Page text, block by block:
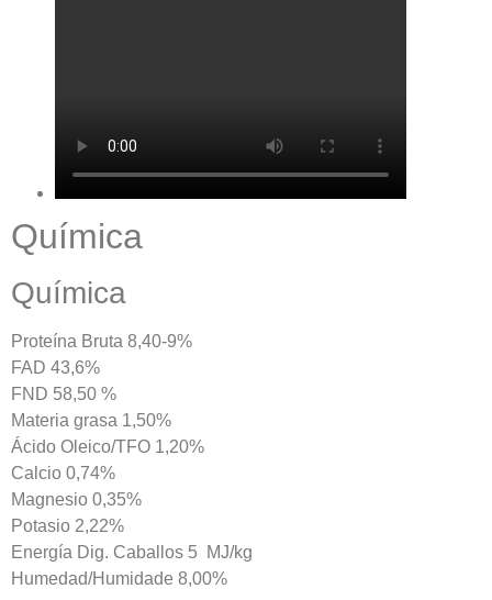
Química
Química
Proteína Bruta 8,40-9%
FAD 43,6%
FND 58,50 %
Materia grasa 1,50%
Ácido Oleico/TFO 1,20%
Calcio 0,74%
Magnesio 0,35%
Potasio 2,22%
Energía Dig. Caballos 5 MJ/kg
Humedad/Humidade 8,00%